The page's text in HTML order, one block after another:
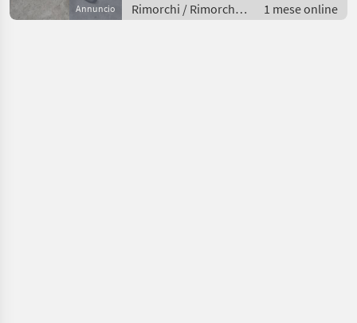
Annuncio
Rimorchi / Rimorchi
per auto
1 mese online